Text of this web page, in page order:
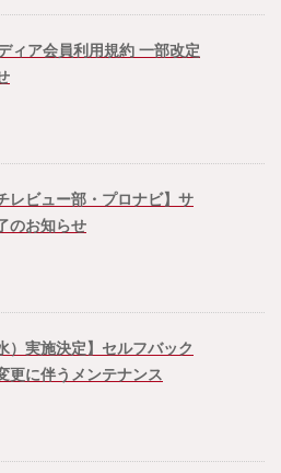
ィア会員利用規約 一部改定
レビュー部・プロナビ】サ
のお知らせ
）実施決定】セルフバック
更に伴うメンテナンス